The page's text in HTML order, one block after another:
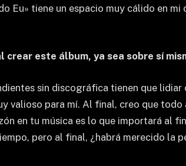
Eu» tiene un espacio muy cálido en
crear este álbum, ya sea sobre sí
sin discográfica tienen que
valioso para mí. Al final, creo que
en tu música es lo que importará al
pero al final, ¿habrá merecido la